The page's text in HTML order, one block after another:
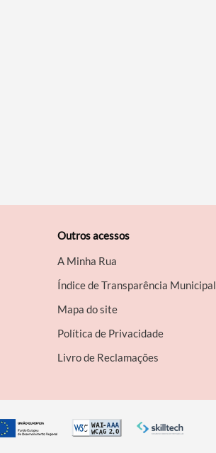
Outros acessos
A Minha Rua
Índice de Transparência Municipal
Mapa do site
Política de Privacidade
Livro de Reclamações